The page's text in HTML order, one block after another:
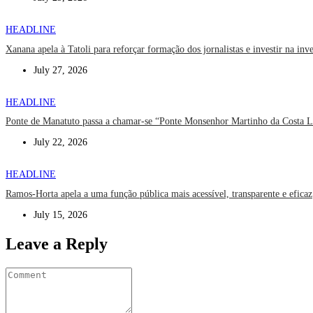
HEADLINE
Xanana apela à Tatoli para reforçar formação dos jornalistas e investir na
July 27, 2026
HEADLINE
Ponte de Manatuto passa a chamar-se “Ponte Monsenhor Martinho da Costa
July 22, 2026
HEADLINE
Ramos-Horta apela a uma função pública mais acessível, transparente e eficaz
July 15, 2026
Leave a Reply